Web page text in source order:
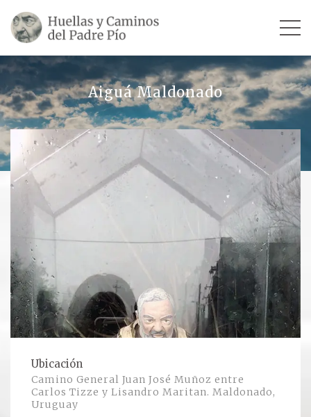
SU VIDA
TESTIMONIOS
Ver todos
Escultores
Revista «La Voz del Padre Pío»
Contar mi testimonio
LUGARES
Compartir un lugar
EL MILAGRO
Aiguá Maldonado
Ubicación
Camino General Juan José Muñoz entre
Carlos Tizze y Lisandro Maritan. Maldonado,
Uruguay